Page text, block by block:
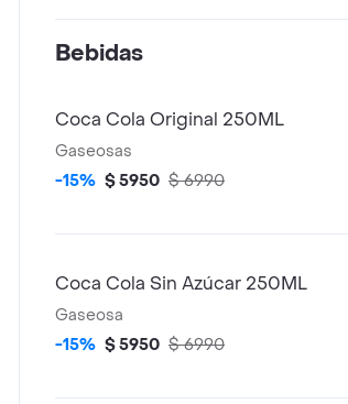
Bebidas
Coca Cola Original 250ML
Gaseosas
-15% $ 5950 $ 6990
Coca Cola Sin Azúcar 250ML
Gaseosa
-15% $ 5950 $ 6990